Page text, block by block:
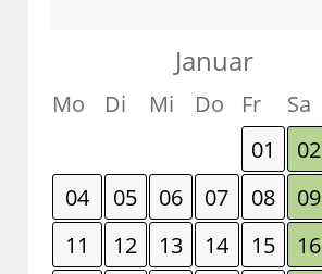
Januar
Mo Di Mi Do Fr Sa
01
02
04
05 06 07 08 09
11
12 13 14 15 16